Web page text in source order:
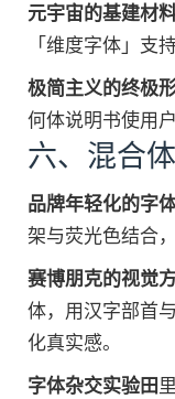
元宇宙的基建材
「维度字体」支
极简主义的终极
何体说明书使用
六、混合
品牌年轻化的字
架与荧光色结合
赛博朋克的视觉
体，用汉字部首
化真实感。
字体杂交实验田